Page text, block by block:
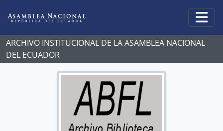
ARCHIVO INSTITUCIONAL DE LA ASAMBLEA NACIONAL
DEL ECUADOR